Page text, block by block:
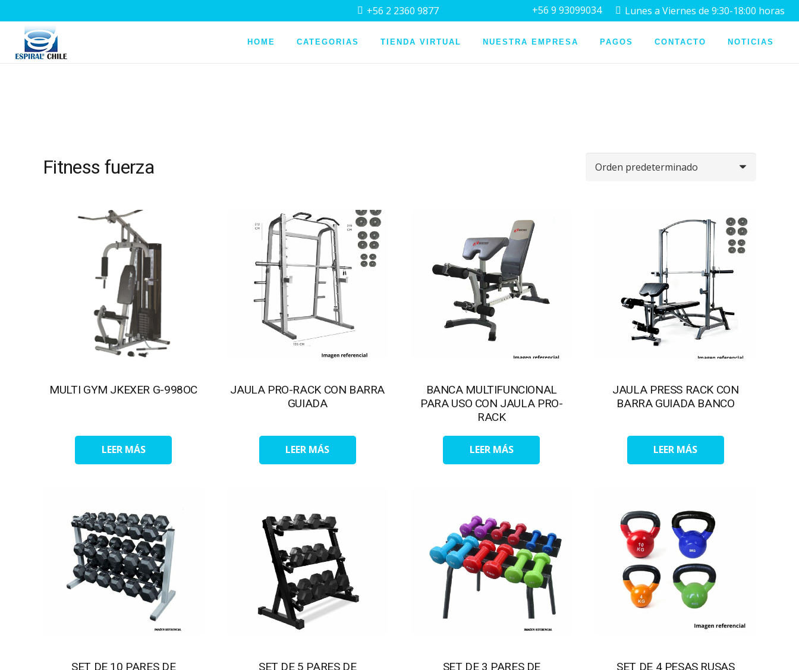
+56 2 2360 9877 +56 9 93099034 Lunes a Viernes de 9:30-18:00 horas
HOME CATEGORIAS TIENDA VIRTUAL NUESTRA EMPRESA PAGOS CONTACTO NOTICIAS
Fitness fuerza
MULTI GYM JKEXER G-998OC
LEER MÁS
JAULA PRO-RACK CON BARRA
GUIADA
LEER MÁS
BANCA MULTIFUNCIONAL
PARA USO CON JAULA PRO-
RACK
LEER MÁS
JAULA PRESS RACK CON
BARRA GUIADA BANCO
LEER MÁS
SET DE 10 PARES DE
SET DE 5 PARES DE
SET DE 3 PARES DE
SET DE 4 PESAS RUSAS